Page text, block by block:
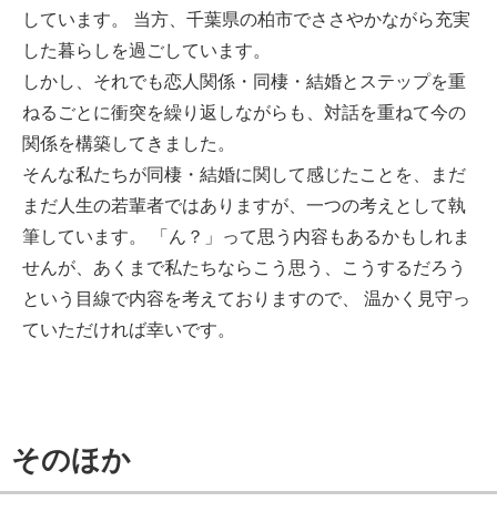
しています。 当方、千葉県の柏市でささやかながら充実
した暮らしを過ごしています。
しかし、それでも恋人関係・同棲・結婚とステップを重
ねるごとに衝突を繰り返しながらも、対話を重ねて今の
関係を構築してきました。
そんな私たちが同棲・結婚に関して感じたことを、まだ
まだ人生の若輩者ではありますが、一つの考えとして執
筆しています。 「ん？」って思う内容もあるかもしれま
せんが、あくまで私たちならこう思う、こうするだろう
という目線で内容を考えておりますので、 温かく見守っ
ていただければ幸いです。
そのほか